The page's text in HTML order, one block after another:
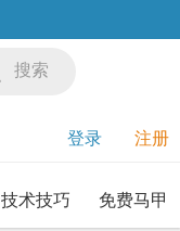
搜索
登录 注册
技术技巧 免费马甲